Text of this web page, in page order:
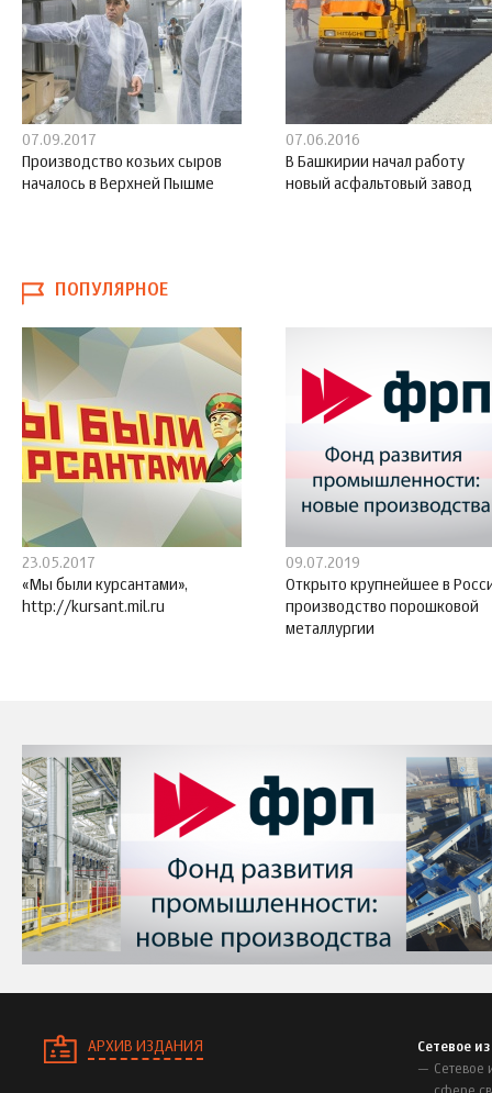
07.09.2017
Производство козьих сыров
началось в Верхней Пышме
07.06.2016
В Башкирии начал работу
новый асфальтовый завод
ПОПУЛЯРНОЕ
23.05.2017
«Мы были курсантами»,
http://kursant.mil.ru
09.07.2019
Открыто крупнейшее в
производство порошковой
металлургии
АРХИВ ИЗДАНИЯ
Сетевое
Сетевое